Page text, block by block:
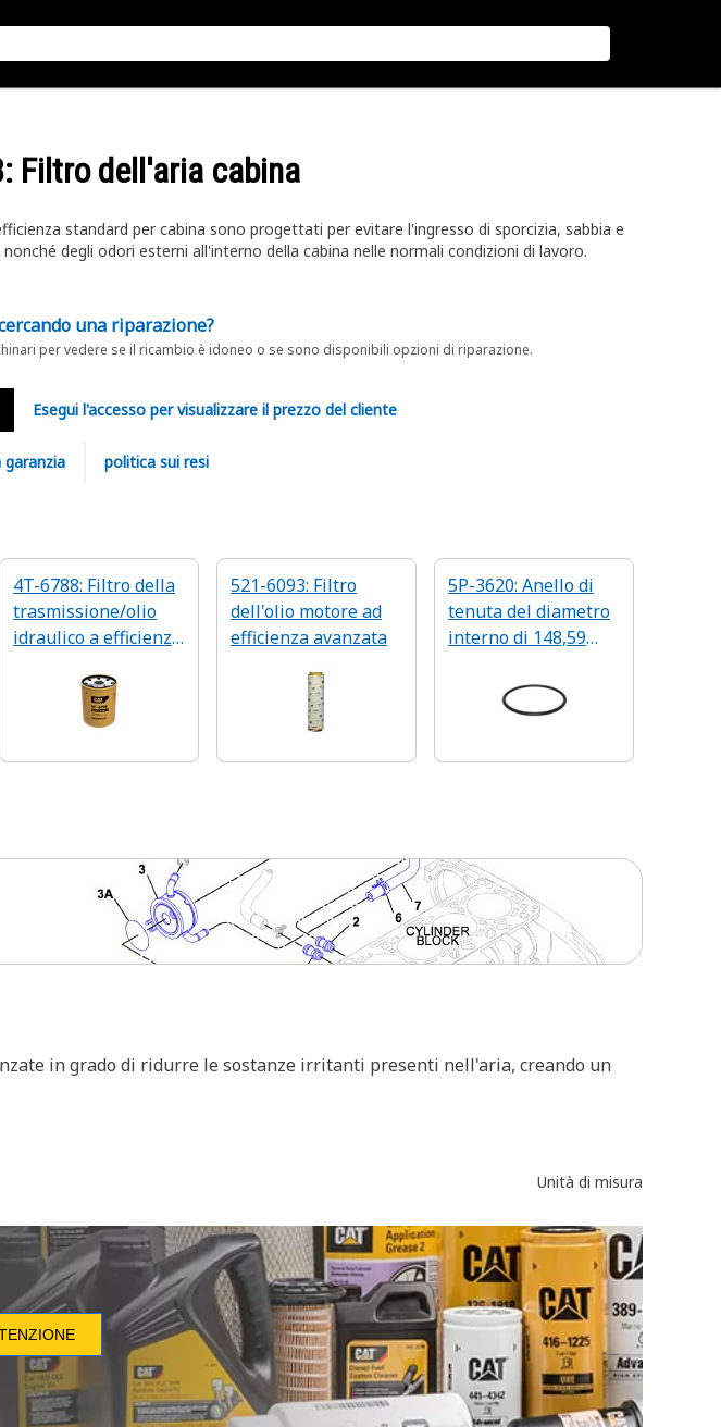
: Filtro dell'aria cabina
standard per cabina sono progettati per evitare l'ingresso di sporcizia, sabbia e
degli odori esterni all'interno della cabina nelle normali condizioni di lavoro.
una riparazione?
per vedere se il ricambio è idoneo o se sono disponibili opzioni di riparazione.
Esegui l'accesso per visualizzare il prezzo del cliente
politica sui resi
4T-6788: Filtro della
trasmissione/olio
idraulico a efficienza
521-6093: Filtro
dell'olio motore ad
efficienza avanzata
5P-3620: Anello di
tenuta del diametro
interno di 148,59
in grado di ridurre le sostanze irritanti presenti nell'aria, creando un
Unità di misura